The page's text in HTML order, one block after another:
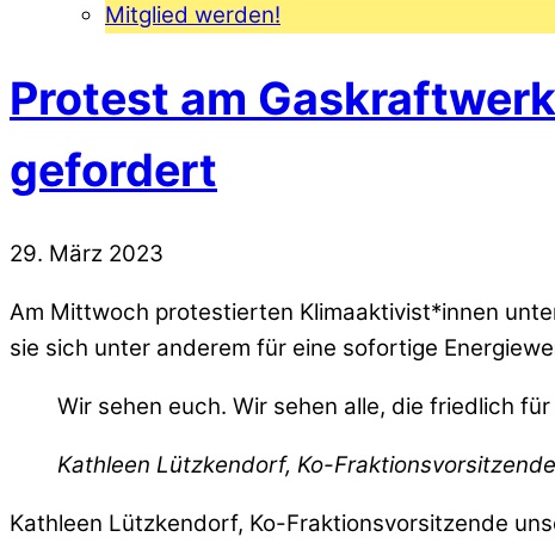
Mitglied werden!
Protest am
gefordert
29. März 2023
Am Mittwoch protestierten Klimaaktivist*innen
sie sich unter anderem für eine sofortige
Wir sehen euch. Wir sehen alle, die friedlich
Kathleen Lützkendorf, Ko-Fraktionsvorsitzende
Kathleen Lützkendorf, Ko-Fraktionsvorsitzende